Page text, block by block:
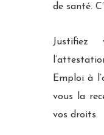
de santé.
Emploi à
vous la
vos droits.